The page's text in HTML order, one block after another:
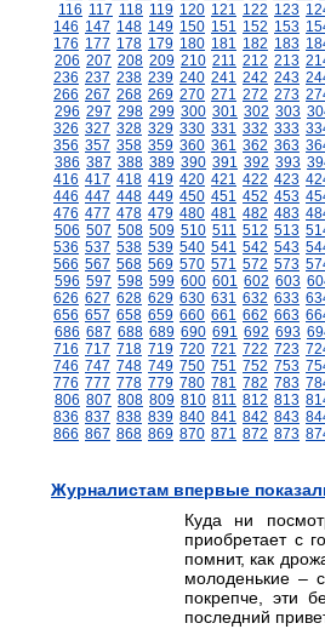
116 117 118 119 120 121 122 123
146 147 148 149 150 151 152 153
176 177 178 179 180 181 182 183
206 207 208 209 210 211 212 213
236 237 238 239 240 241 242 243
266 267 268 269 270 271 272 273
296 297 298 299 300 301 302 303
326 327 328 329 330 331 332 333
356 357 358 359 360 361 362 363
386 387 388 389 390 391 392 393
416 417 418 419 420 421 422 423
446 447 448 449 450 451 452 453
476 477 478 479 480 481 482 483
506 507 508 509 510 511 512 513
536 537 538 539 540 541 542 543
566 567 568 569 570 571 572 573
596 597 598 599 600 601 602 603
626 627 628 629 630 631 632 633
656 657 658 659 660 661 662 663
686 687 688 689 690 691 692 693
716 717 718 719 720 721 722 723
746 747 748 749 750 751 752 753
776 777 778 779 780 781 782 783
806 807 808 809 810 811 812 813
836 837 838 839 840 841 842 843
866 867 868 869 870 871 872 873
Журналистам впервые
Куда ни
приобретает с
помнит, как
молоденькие –
покрепче, эти
последний